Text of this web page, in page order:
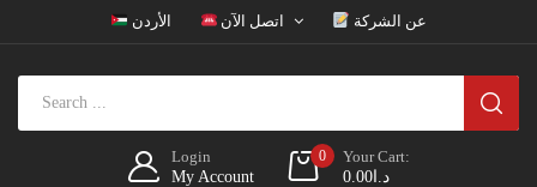
الأردن اتصل الآن عن الشركة
Login
My Account
0
Your Cart:
د.ا0.00